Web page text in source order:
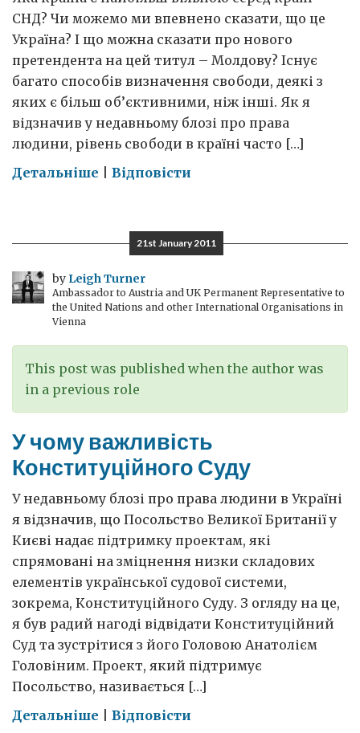
СНД? Чи можемо ми впевнено сказати, що це
Україна? І що можна сказати про нового
претендента на цей титул – Молдову? Існує
багато способів визначення свободи, деякі з
яких є більш об’єктивними, ніж інші. Як я
відзначив у недавньому блозі про права
людини, рівень свободи в країні часто […]
Детальніше on
Україна
вільною?
Відповісти
21st January 2011
by Leigh Turner
Ambassador to Austria and UK Permanent Representative to
the United Nations and other International Organisations in
Vienna
This post was published when the author was
in a previous role
У чому важливість
Конституційного Суду
У недавньому блозі про права людини в Україні
я відзначив, що Посольство Великої Британії у
Києві надає підтримку проектам, які
спрямовані на зміцнення низки складових
елементів української судової системи,
зокрема, Конституційного Суду. З огляду на це,
я був радий нагоді відвідати Конституційний
Суд та зустрітися з його Головою Анатолієм
Головіним. Проект, який підтримує
Посольство, називається […]
Детальніше onВідповісти